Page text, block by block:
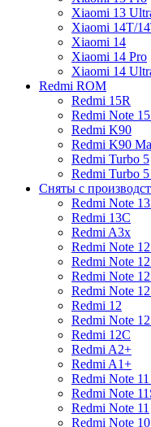
Xiaomi 13
Xiaomi 14T/
Xiaomi 14
Xiaomi 14 Pro
Xiaomi 14
Redmi ROM
Redmi 15R
Redmi Note
Redmi K90
Redmi K90
Redmi Turbo 5
Redmi Turbo
Сняты с
Redmi Note
Redmi 13C
Redmi A3x
Redmi Note
Redmi Note
Redmi Note
Redmi Note
Redmi 12
Redmi Note
Redmi 12C
Redmi A2+
Redmi A1+
Redmi Note
Redmi Note
Redmi Note 11
Redmi Note